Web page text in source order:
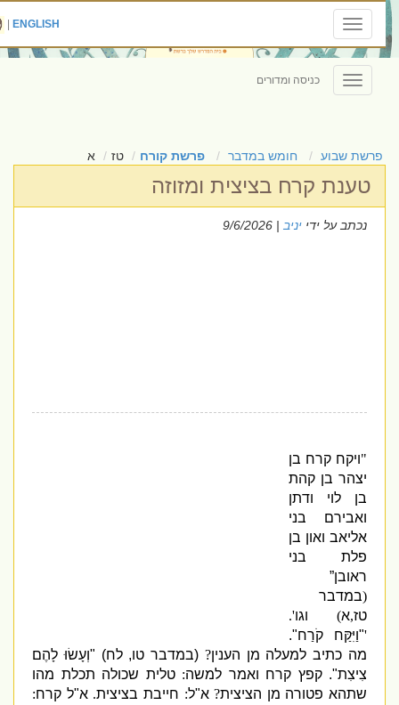
Toggle
navigation
ENGLISH
|
Toggle
navigation
כניסה ומדורים
פרשת שבוע חומש במדבר פרשת קורח טז א
טענת קרח בציצית ומזוזה
נכתב על ידייניב| 9/6/2026
ויקח קרח בן
יצהר בן קהת
בן לוי ודתן
ואבירם בני
אליאב ואון בן
פלת בני
ראובן”
במדבר
,א)
'.
וַיִּקַּח קֹרַח"
.
מה כתיב למעלה מן הענין?
(במדבר טו ,לח)
"וְעָשׂוּ לָהֶם
צִיצִת".קפץ קרח ואמר למשה:טלית שכולה תכלת מהו
שתהא פטורה מן הציצית?א "ל:חייבת בציצית.א "ל קרח: